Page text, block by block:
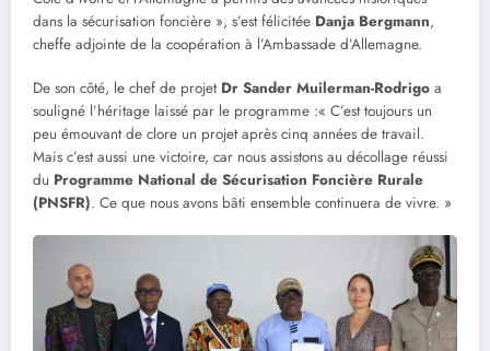
dans la sécurisation foncière », s’est félicitée Danja Bergmann,
cheffe adjointe de la coopération à l’Ambassade d’Allemagne.
De son côté, le chef de projet Dr Sander Muilerman-Rodrigo a
souligné l’héritage laissé par le programme :« C’est toujours un
peu émouvant de clore un projet après cinq années de travail.
Mais c’est aussi une victoire, car nous assistons au décollage réussi
du Programme National de Sécurisation Foncière Rurale
(PNSFR). Ce que nous avons bâti ensemble continuera de vivre. »